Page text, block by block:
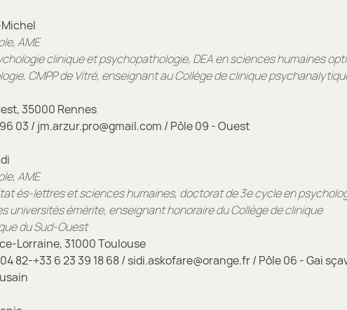
AME
clinique et psychopathologie, DEA en sciences humaines
CMPP de Vitré, enseignant au Collège de clinique
35000 Rennes
03 / jm.arzur.pro@gmail.com / Pôle 09 - Ouest
AME
ès-lettres et sciences humaines, doctorat de 3e cycle en
universités émérite, enseignant honoraire du Collège de clinique
du Sud-Ouest
Lorraine, 31000 Toulouse
82-+33 623 39 18 68 / sidi.askofare@orange.fr / Pôle 06 - Gai